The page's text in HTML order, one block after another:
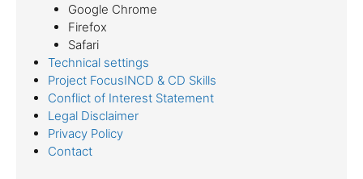
Google Chrome
Firefox
Safari
Technical settings
Project FocusINCD & CD Skills
Conflict of Interest Statement
Legal Disclaimer
Privacy Policy
Contact